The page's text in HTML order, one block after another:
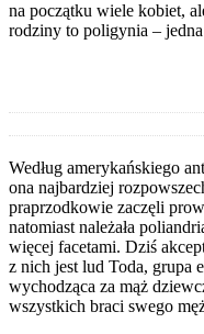
na początku wiele kobiet,
rodziny to poligynia –
Według amerykańskiego
ona najbardziej
praprzodkowie zaczęli
natomiast należała
więcej facetami. Dziś
z nich jest lud Toda, grupa
wychodząca za mąż
wszystkich braci swego